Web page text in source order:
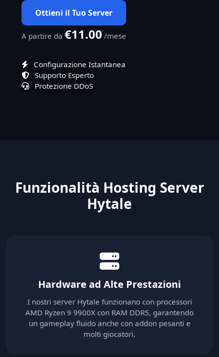
Ottieni il Tuo Server
A partire da €11.00 /mese
Configurazione Istantanea
Supporto Esperto
Protezione DDoS
Funzionalità Hosting Server
Hytale
Hardware ad Alte Prestazioni
I nostri server Hytale funzionano con processori
AMD Ryzen 9 9900X con RAM DDR5, garantendo
un gameplay fluido anche con addon pesanti e
molti giocatori.